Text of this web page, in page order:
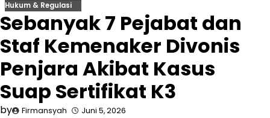
Hukum & Regulasi
Sebanyak 7 Pejabat dan
Staf Kemenaker Divonis
Penjara Akibat Kasus
Suap Sertifikat K3
by Firmansyah Juni 5, 2026